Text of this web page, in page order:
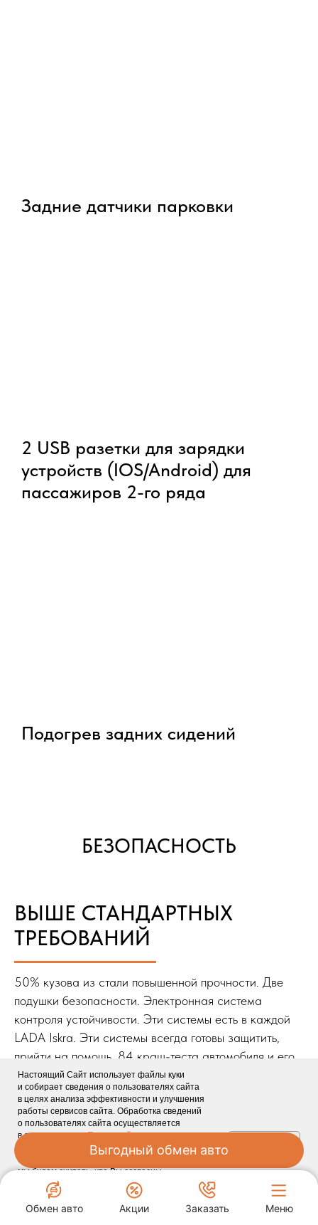
Задние датчики парковки
2 USB разетки для зарядки
устройств (IOS/Android) для
пассажиров 2-го ряда
Подогрев задних сидений
БЕЗОПАСНОСТЬ
ВЫШЕ СТАНДАРТНЫХ
ТРЕБОВАНИЙ
50% кузова из стали повышенной прочности. Две
подушки безопасности. Электронная система
контроля устойчивости. Эти системы есть в каждой
LADA Iskra. Эти системы всегда готовы защитить,
прийти на помощь. 84 краш-теста автомобиля и его
отдельных систем подтвердили высокий уровень
защиты новой модели. LADA Iskra значительно
превосходит национальные требования
и демонстрирует высокий уровень безопасности.
Настоящий Сайт использует файлы куки
и собирает сведения о пользователях сайта
в целях анализа эффективности и улучшения
работы сервисов сайта. Обработка сведений
о пользователях сайта осуществляется
в соответствии сПолитикой в отношении
обработки персональных данных . Если
Вы продолжите пользоваться нашими услугами,
мы будем считать, что Вы согласны
с использованием cookie-файлов. Или Вы можете
запретить сохранение cookie в настройках своего
браузера.
Новая LADA
от 4 500 ₽ в месяц
ПОЛУЧИТЬ ПРЕДЛОЖЕНИЕ
LADA Автопрестиж
Обмен авто Акции Заказать Меню
Спецпредложения
LADA Автопрестиж